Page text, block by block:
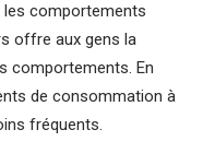
les comportements
offre aux gens la
comportements. En
de consommation à
fréquents.